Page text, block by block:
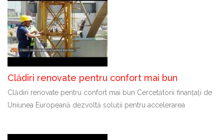
Clădiri renovate pentru confort mai bun
Clădiri renovate pentru confort mai bun Cercetătorii finanțați de
Uniunea Europeană dezvoltă soluții pentru accelerarea